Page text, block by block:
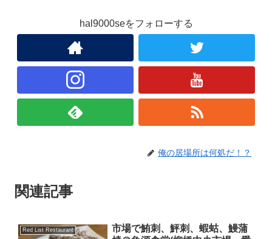
hal9000seをフォローする
俺の居場所は何処だ！？
関連記事
Red List Restaurant
市場で鮪刺、鮃刺、蝦蛄、鰻蒲